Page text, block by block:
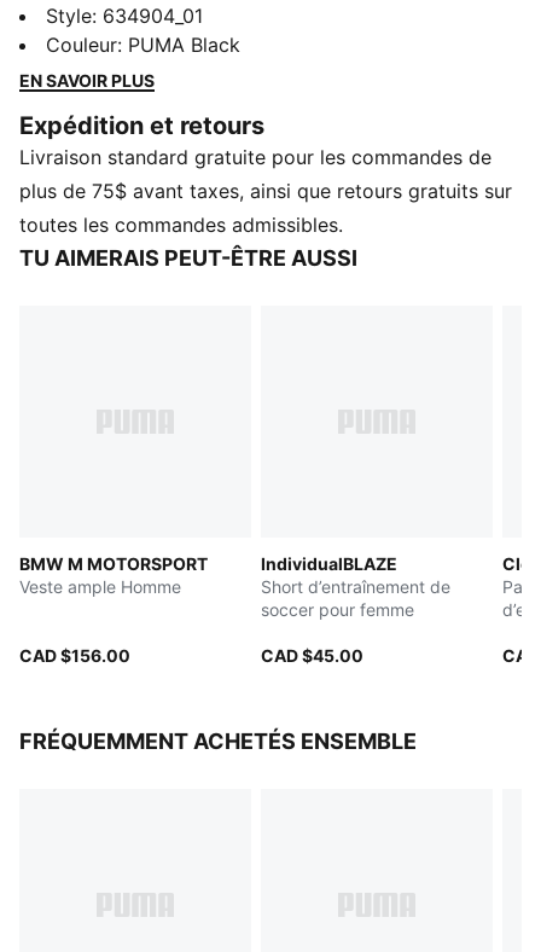
collection PUMA x BMW M MOTORSPORT apporte
l'énergie de la piste à la ville. Avec leur style
décontracté et leurs détails M emblématiques, ces
automobile avec une touche de modernité.
CARACTÉRISTIQUES ET AVANTAGES
Dans le cadre du programme RE:FIBRE, ce vêtement
est composé d'au moins 95 % de matériaux recyclés
provenant de déchets textiles et d'autres matériaux
Style: 634904_01
Couleur: PUMA Black
EN SAVOIR PLUS
Expédition et retours
Livraison standard gratuite pour les commandes de
plus de 75$ avant taxes, ainsi que retours gratuits sur
toutes les commandes admissibles.
TU AIMERAIS PEUT-ÊTRE AUSSI
BMW M MOTORSPORT
Veste ample Homme
CAD $156.00
IndividualBLAZE
Short d’entraînement de
soccer pour femme
CAD $45.00
FRÉQUEMMENT ACHETÉS ENSEMBLE